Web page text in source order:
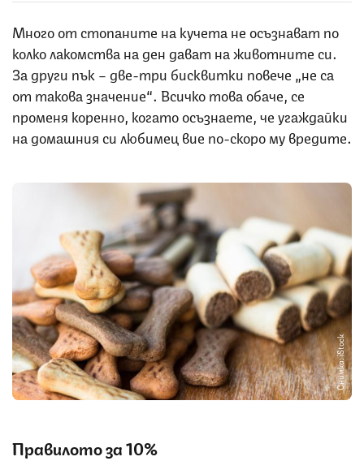
Много от стопаните на кучета не осъзнават по
колко лакомства на ден дават на животните си.
За други пък – две-три бисквитки повече „не са
от такова значение“. Всичко това обаче, се
променя коренно, когато осъзнаете, че угаждайки
на домашния си любимец вие по-скоро му вредите.
Снимка: iStock
Правилото за 10%